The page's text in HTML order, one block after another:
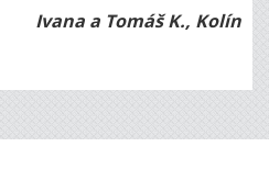
Ivana a Tomáš K., Kolín